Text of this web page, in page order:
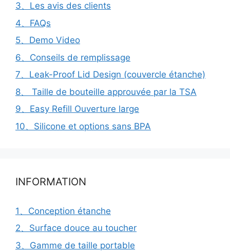
3、Les avis des clients
4、FAQs
5、Demo Video
6、Conseils de remplissage
7、Leak-Proof Lid Design (couvercle étanche)
8、 Taille de bouteille approuvée par la TSA
9、Easy Refill Ouverture large
10、Silicone et options sans BPA
INFORMATION
1、Conception étanche
2、Surface douce au toucher
3、Gamme de taille portable